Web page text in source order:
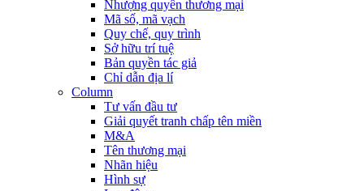
Nhượng quyền thương mại
Mã số, mã vạch
Quy chế, quy trình
Sở hữu trí tuệ
Bản quyền tác giả
Chỉ dẫn địa lí
Column
Tư vấn đầu tư
Giải quyết tranh chấp tên miền
M&A
Tên thương mại
Nhãn hiệu
Hình sự